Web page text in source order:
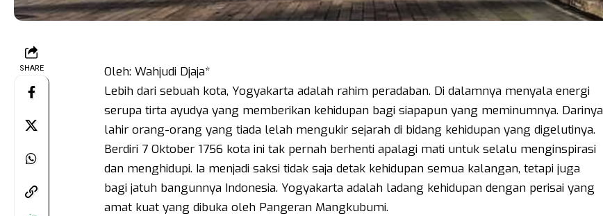
SHARE
Oleh: Wahjudi Djaja*
Lebih dari sebuah kota, Yogyakarta adalah rahim peradaban. Di dalamnya menyala energi
serupa tirta ayudya yang memberikan kehidupan bagi siapapun yang meminumnya. Darinya
lahir orang-orang yang tiada lelah mengukir sejarah di bidang kehidupan yang digelutinya.
Berdiri 7 Oktober 1756 kota ini tak pernah berhenti apalagi mati untuk selalu menginspirasi
dan menghidupi. Ia menjadi saksi tidak saja detak kehidupan semua kalangan, tetapi juga
bagi jatuh bangunnya Indonesia. Yogyakarta adalah ladang kehidupan dengan perisai yang
amat kuat yang dibuka oleh Pangeran Mangkubumi.